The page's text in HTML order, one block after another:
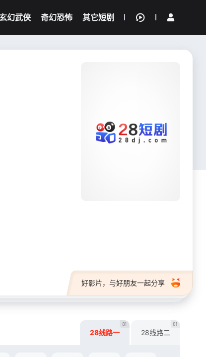
玄幻武侠 奇幻恐怖 其它短剧
我的观影记录
好影片，与好朋友一起分享
28线路一
81
28线路二
81